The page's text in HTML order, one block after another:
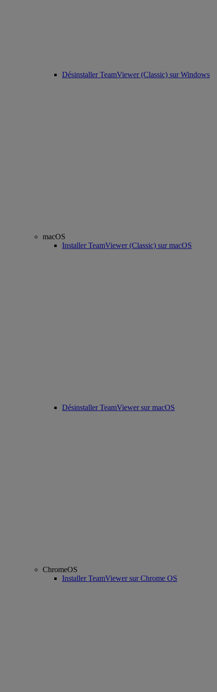
Désinstaller TeamViewer (Classic) sur Windows
macOS
Installer TeamViewer (Classic) sur macOS
Désinstaller TeamViewer sur macOS
ChromeOS
Installer TeamViewer sur Chrome OS